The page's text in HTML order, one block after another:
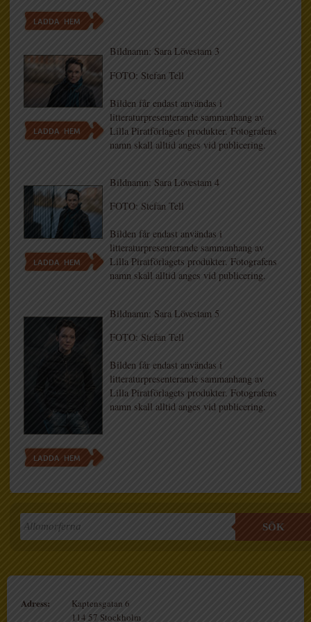
LADDA HEM
LADDA HEM
Bildnamn: Sara Lövestam 3
FOTO: Stefan Tell
Bilden får endast användas i
litteraturpresenterande sammanhang av
Lilla Piratförlagets produkter. Fotografens
namn skall alltid anges vid publicering.
LADDA HEM
Bildnamn: Sara Lövestam 4
FOTO: Stefan Tell
Bilden får endast användas i
litteraturpresenterande sammanhang av
Lilla Piratförlagets produkter. Fotografens
namn skall alltid anges vid publicering.
LADDA HEM
Bildnamn: Sara Lövestam 5
FOTO: Stefan Tell
Bilden får endast användas i
litteraturpresenterande sammanhang av
Lilla Piratförlagets produkter. Fotografens
namn skall alltid anges vid publicering.
SÖK
Adress:
Kaptensgatan 6
114 57 Stockholm